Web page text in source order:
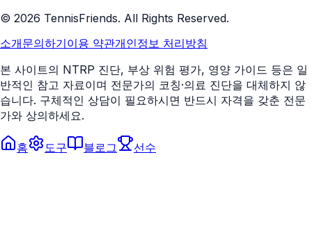
© 2026 TennisFriends. All Rights Reserved.
소개문의하기이용 약관개인정보 처리방침
본 사이트의 NTRP 진단, 부상 위험 평가, 영양 가이드 등은 일
반적인 참고 자료이며 전문가의 코칭·의료 진단을 대체하지 않
습니다. 구체적인 상담이 필요하시면 반드시 자격을 갖춘 전문
가와 상의하세요.
홈 도구 블로그 선수